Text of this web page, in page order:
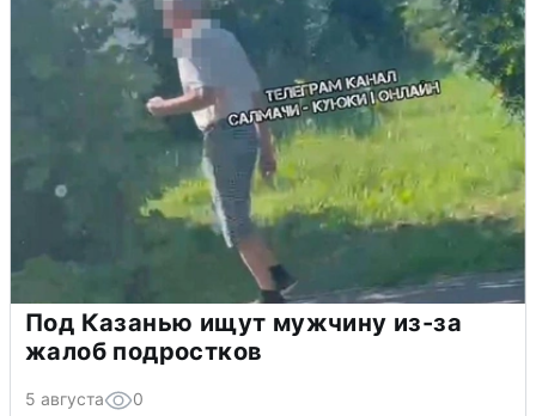
Под Казанью ищут мужчину из-за
жалоб подростков
5 августа 0